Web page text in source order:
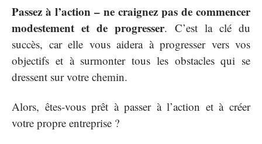
Passez à l’action – ne craignez pas de commencer
modestement et de progresser. C’est la clé du
succès, car elle vous aidera à progresser vers vos
objectifs et à surmonter tous les obstacles qui se
dressent sur votre chemin.
Alors, êtes-vous prêt à passer à l’action et à créer
votre propre entreprise ?